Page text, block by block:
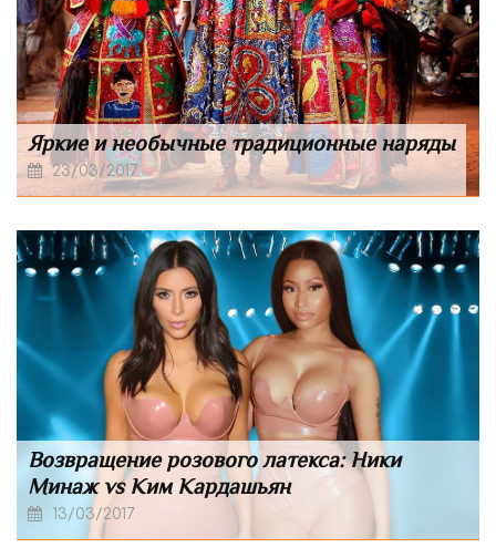
Яркие и необычные традиционные наряды
23/03/2017
Возвращение розового латекса: Ники
Минаж vs Ким Кардашьян
13/03/2017